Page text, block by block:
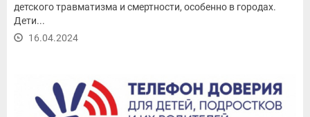
детского травматизма и смертности, особенно в городах.
Дети...
16.04.2024